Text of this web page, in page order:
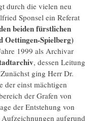
durch die vielen neu
Sponsel ein Referat
beiden fürstlichen
Oettingen-Spielberg)
1999 als Archivar
, dessen Leitung
ging Herr Dr.
der einst mächtigen
der Grafen von
der Entstehung von
aufgrund